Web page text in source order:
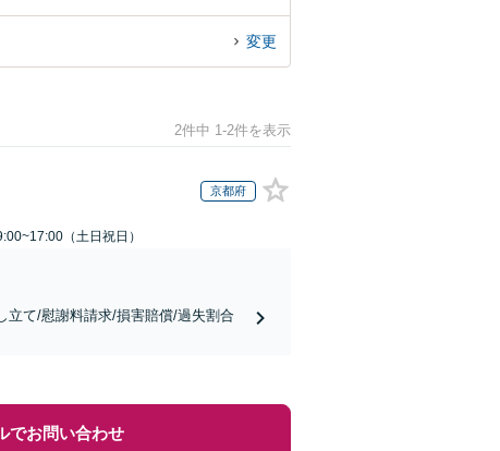
変更
2件中 1-2件を表示
京都府
（土日祝日）
立て/慰謝料請求/損害賠償/過失割合
でお問い合わせ